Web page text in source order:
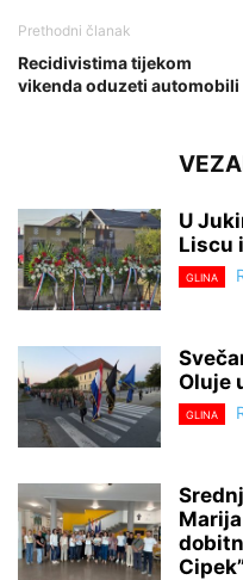
Prethodni članak
Recidivistima tijekom
vikenda oduzeti automobili
U
Liscu
GLINA
Oluje
GLINA